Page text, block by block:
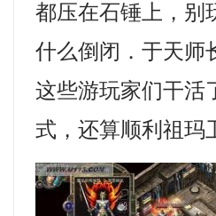
都压在石锤上，别
什么倒闭．于天师
这些游玩家们干活
式，还算顺利祖玛